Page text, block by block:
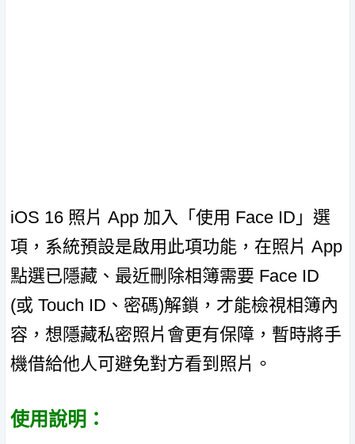
iOS 16 照片 App 加入「使用 Face ID」選
項，系統預設是啟用此項功能，在照片 App
點選已隱藏、最近刪除相簿需要 Face ID
(或 Touch ID、密碼)解鎖，才能檢視相簿內
容，想隱藏私密照片會更有保障，暫時將手
機借給他人可避免對方看到照片。
使用說明：